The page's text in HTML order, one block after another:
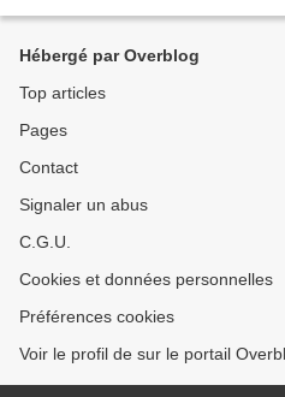
Hébergé par Overblog
Top articles
Pages
Contact
Signaler un abus
C.G.U.
Cookies et données personnelles
Préférences cookies
Voir le profil de sur le portail